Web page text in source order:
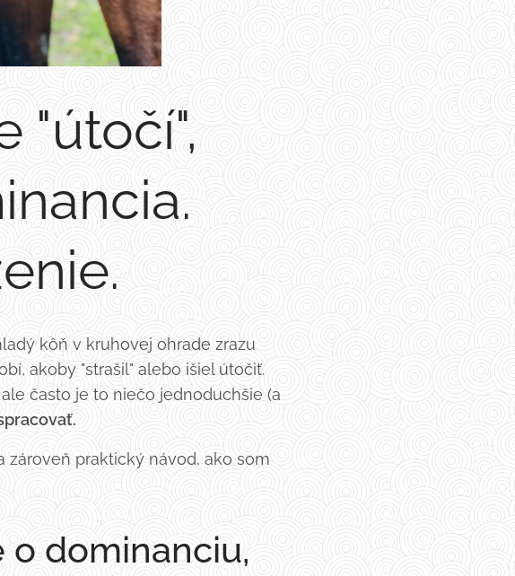
"útočí",
kôň v kruhovej ohrade zrazu
akoby "strašil" alebo išiel útočiť.
často je to niečo jednoduchšie (a
praktický návod, ako som
o dominanciu,